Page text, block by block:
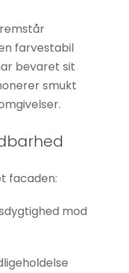
farvestabil
bevaret sit
smukt
facaden:
mod